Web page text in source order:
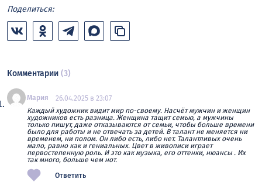
Поделиться:
Комментарии (3)
Мария
26.04.2025 в 23:07
Каждый художник видит мир по-своему. Насчёт мужчин и женщин
художников есть разница. Женщина тащит семью, а мужчины
только пишут, даже отказываются от семьи, чтобы больше времени
было для работы и не отвечать за детей. В талант не меняется ни
временем, ни полом. Он либо есть, либо нет. Талантливых очень
мало, равно как и гениальных. Цвет в живописи играет
первостепенную роль. И это как музыка, его оттенки, нюансы . Их
так много, больше чем нот.
Ответить